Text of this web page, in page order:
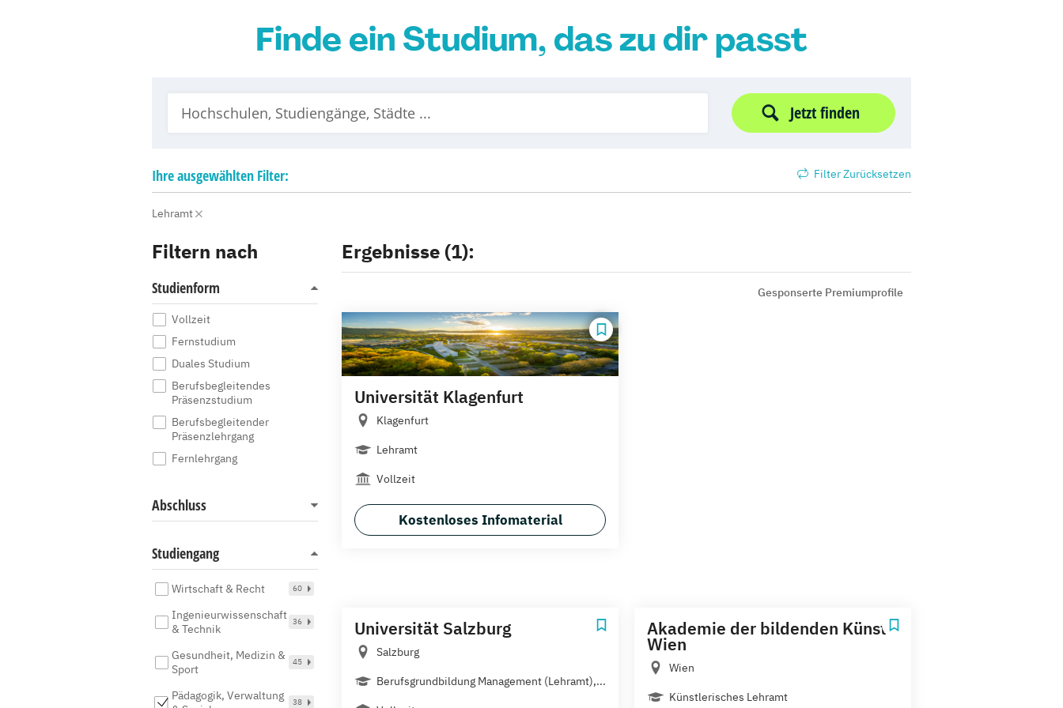
Finde ein Studium, das zu dir passt
Jetzt finden
Ihreausgewählten Filter: Filter Zurücksetzen
Lehramt
Filtern nach
Studienform
Vollzeit
Fernstudium
Duales Studium
Berufsbegleitendes
Präsenzstudium
Berufsbegleitender
Präsenzlehrgang
Fernlehrgang
Abschluss
Studiengang
Wirtschaft & Recht 60
Ingenieurwissenschaft
& Technik
36
Gesundheit, Medizin &
Sport
45
Pädagogik, Verwaltung
38
Ergebnisse (1):
Gesponserte Premiumprofile
Universität Klagenfurt
Klagenfurt
Lehramt
Vollzeit
Kostenloses Infomaterial
Universität Salzburg
Salzburg
Berufsgrundbildung Management (Lehramt),...
Akademie der bildenden Künste
Wien
Wien
Künstlerisches Lehramt